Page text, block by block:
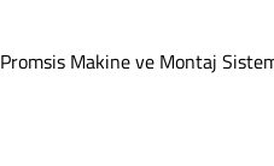
Promsis Makine ve Montaj